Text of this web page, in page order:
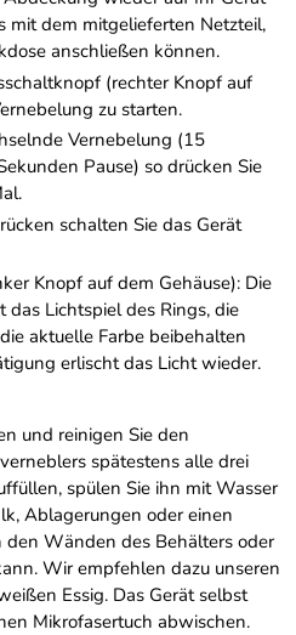
mit dem mitgelieferten Netzteil,
anschließen können.
(rechter Knopf auf
zu starten.
Vernebelung (15
Pause) so drücken Sie
schalten Sie das Gerät
Knopf auf dem Gehäuse): Die
Lichtspiel des Rings, die
aktuelle Farbe beibehalten
erlischt das Licht wieder.
und reinigen Sie den
spätestens alle drei
spülen Sie ihn mit Wasser
Ablagerungen oder einen
Wänden des Behälters oder
Wir empfehlen dazu unseren
Essig. Das Gerät selbst
Mikrofasertuch abwischen.